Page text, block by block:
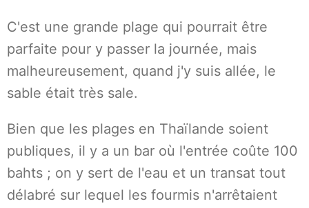
C'est une grande plage qui pourrait être
parfaite pour y passer la journée, mais
malheureusement, quand j'y suis allée, le
sable était très sale.
Bien que les plages en Thaïlande soient
publiques, il y a un bar où l'entrée coûte 100
bahts ; on y sert de l'eau et un transat tout
délabré sur lequel les fourmis n'arrêtaient